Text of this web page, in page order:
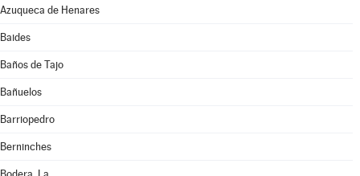
Azuqueca de Henares
Baides
Baños de Tajo
Bañuelos
Barriopedro
Berninches